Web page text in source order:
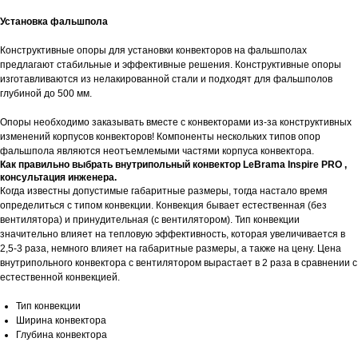
Установка фальшпола
​Конструктивные опоры для установки конвекторов на фальшполах
предлагают стабильные и эффективные решения. Конструктивные опоры
изготавливаются из нелакированной стали и подходят для фальшполов
глубиной до 500 мм.
Опоры необходимо заказывать вместе с конвекторами из-за конструктивных
изменений корпусов конвекторов! Компоненты нескольких типов опор
фальшпола являются неотъемлемыми частями корпуса конвектора.
Как правильно выбрать внутрипольный конвектор LeBrama Inspire PRO ,
консультация инженера.
Когда известны допустимые габаритные размеры, тогда настало время
определиться с типом конвекции. Конвекция бывает естественная (без
вентилятора) и принудительная (с вентилятором). Тип конвекции
значительно влияет на тепловую эффективность, которая увеличивается в
2,5-3 раза, немного влияет на габаритные размеры, а также на цену. Цена
внутрипольного конвектора с вентилятором вырастает в 2 раза в сравнении с
естественной конвекцией.
Тип конвекции
Ширина конвектора
Глубина конвектора